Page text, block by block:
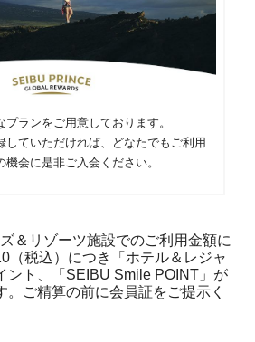
ランをご用意しております。
していただければ、どなたでもご利用
会に是非ご入会ください。
＆リゾーツ施設でのご利用金額に
（税込）につき「ホテル＆レジャ
ント、「SEIBU Smile POINT」が
。ご精算の前に会員証をご提示く